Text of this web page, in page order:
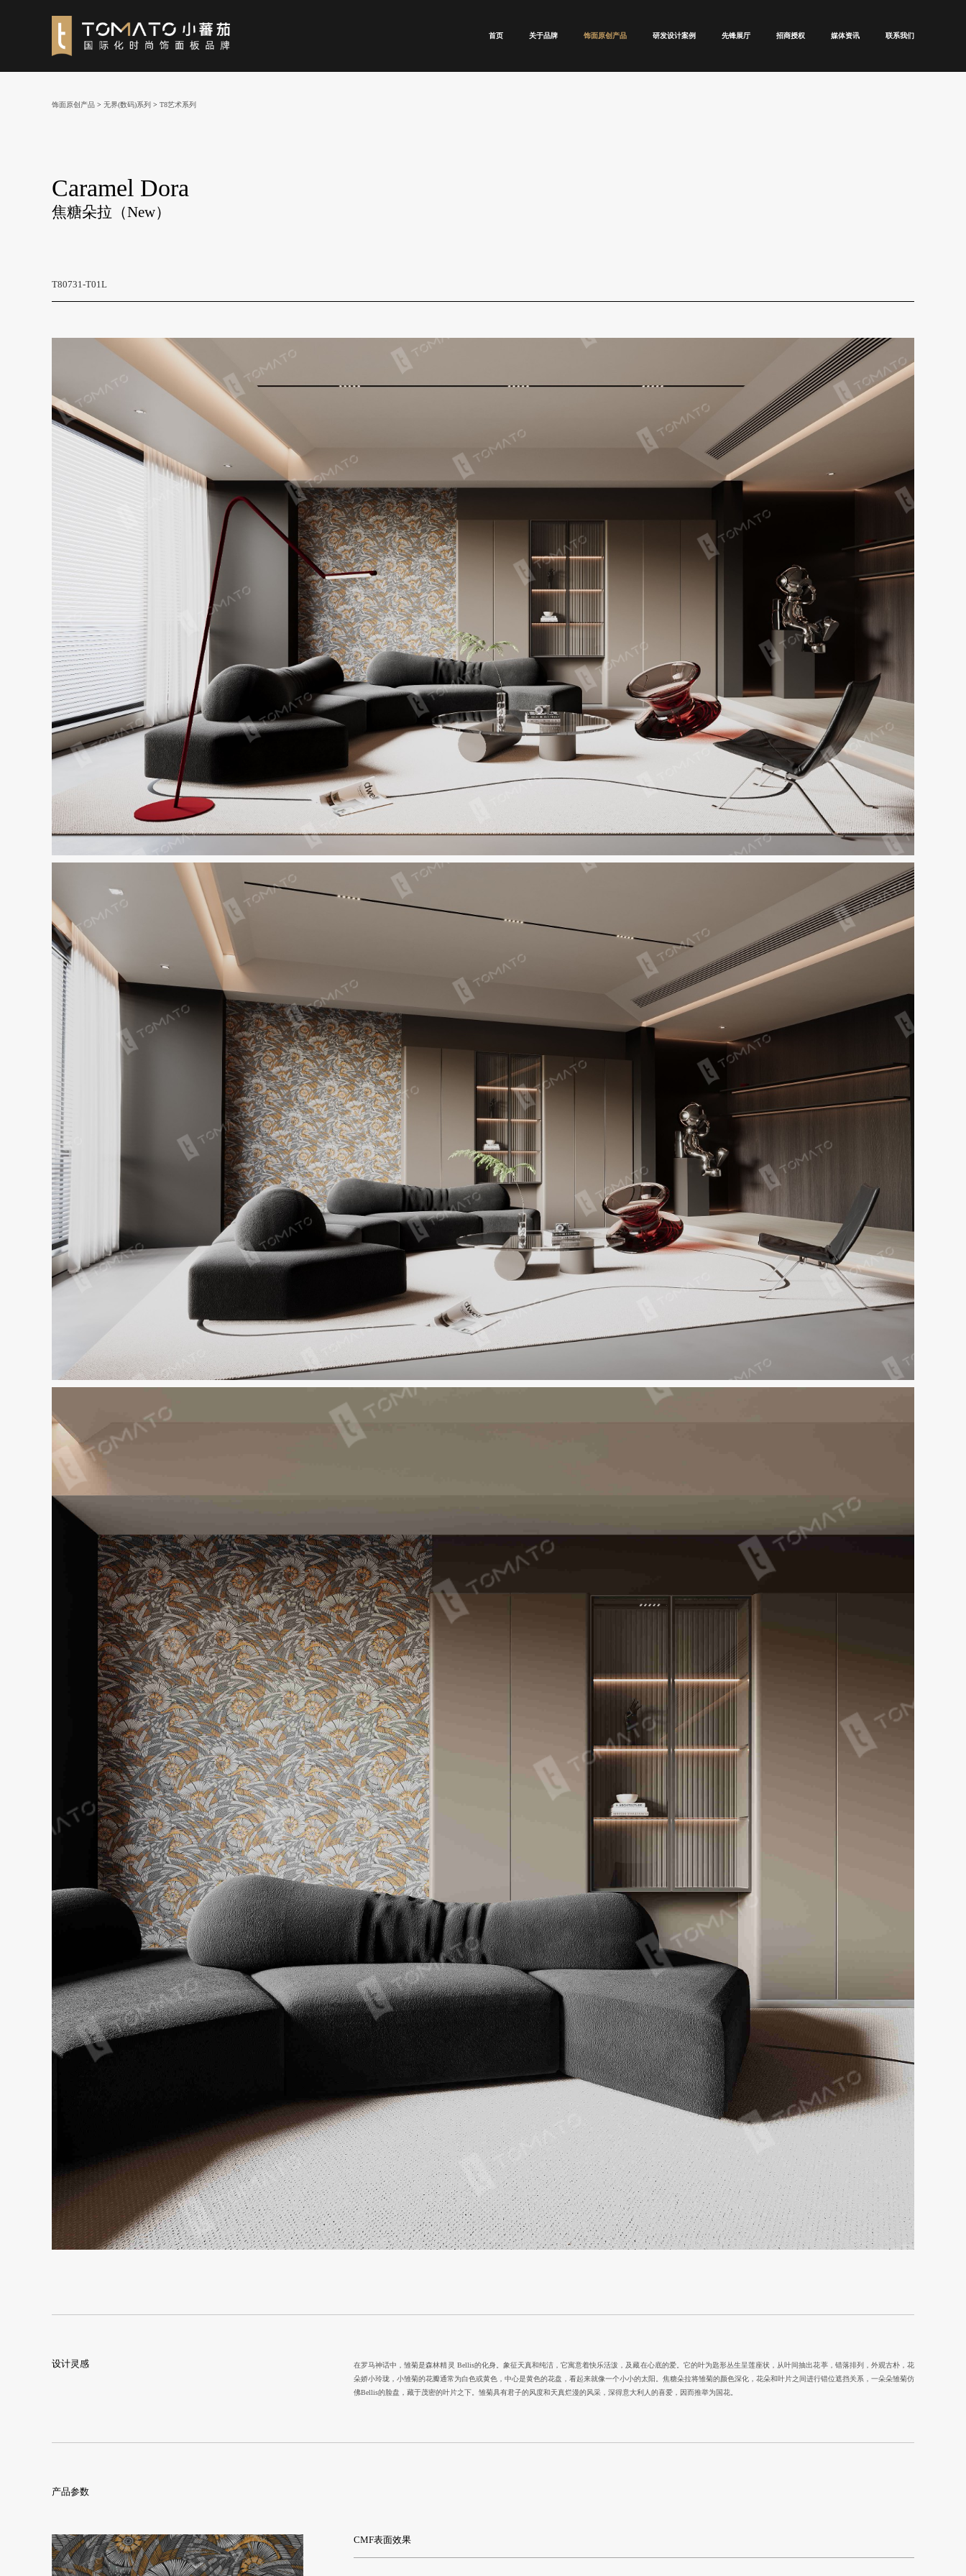
首页 关于品牌 饰面原创产品 研发设计案例 先锋展厅 招商授权 媒体资讯 联系我们
饰面原创产品 > 无界(数码)系列 > T8艺术系列
Caramel Dora
焦糖朵拉（New）
T80731-T01L
设计灵感
在罗马神话中，雏菊是森林精灵 Bellis的化身。象征天真和纯洁，它寓意着快乐活泼，及藏在心底的爱。它的叶为匙形丛生呈莲座状，从叶间抽出花葶，错落排列，外观古朴，花
朵娇小玲珑，小雏菊的花瓣通常为白色或黄色，中心是黄色的花盘，看起来就像一个小小的太阳。焦糖朵拉将雏菊的颜色深化，花朵和叶片之间进行错位遮挡关系，一朵朵雏菊仿
佛Bellis的脸盘，藏于茂密的叶片之下。雏菊具有君子的风度和天真烂漫的风采，深得意大利人的喜爱，因而推举为国花。
产品参数
CMF表面效果